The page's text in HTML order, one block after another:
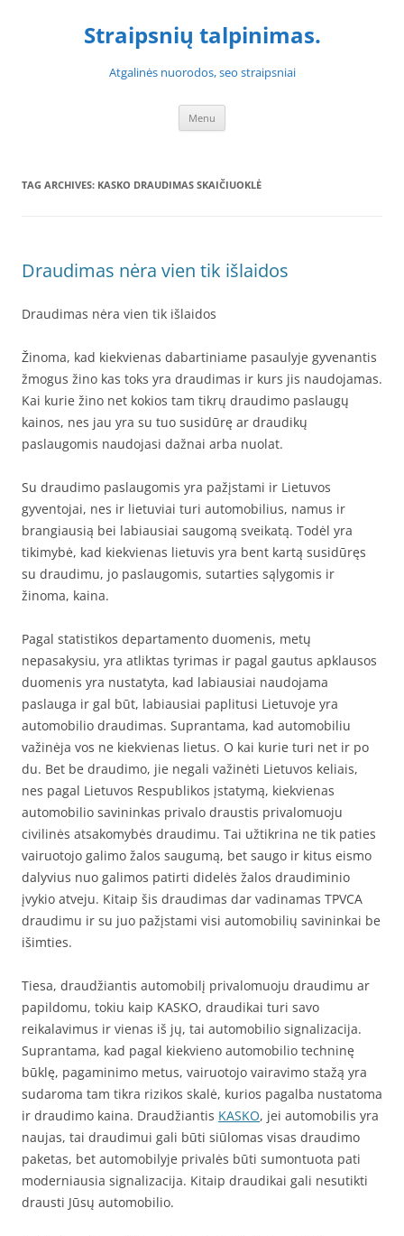
Straipsnių talpinimas.
Atgalinės nuorodos, seo straipsniai
Menu
TAG ARCHIVES: KASKO DRAUDIMAS SKAIČIUOKLĖ
Draudimas nėra vien tik išlaidos
Draudimas nėra vien tik išlaidos
Žinoma, kad kiekvienas dabartiniame pasaulyje gyvenantis
žmogus žino kas toks yra draudimas ir kurs jis naudojamas.
Kai kurie žino net kokios tam tikrų draudimo paslaugų
kainos, nes jau yra su tuo susidūrę ar draudikų
paslaugomis naudojasi dažnai arba nuolat.
Su draudimo paslaugomis yra pažįstami ir Lietuvos
gyventojai, nes ir lietuviai turi automobilius, namus ir
brangiausią bei labiausiai saugomą sveikatą. Todėl yra
tikimybė, kad kiekvienas lietuvis yra bent kartą susidūręs
su draudimu, jo paslaugomis, sutarties sąlygomis ir
žinoma, kaina.
Pagal statistikos departamento duomenis, metų
nepasakysiu, yra atliktas tyrimas ir pagal gautus apklausos
duomenis yra nustatyta, kad labiausiai naudojama
paslauga ir gal būt, labiausiai paplitusi Lietuvoje yra
automobilio draudimas. Suprantama, kad automobiliu
važinėja vos ne kiekvienas lietus. O kai kurie turi net ir po
du. Bet be draudimo, jie negali važinėti Lietuvos keliais,
nes pagal Lietuvos Respublikos įstatymą, kiekvienas
automobilio savininkas privalo draustis privalomuoju
civilinės atsakomybės draudimu. Tai užtikrina ne tik paties
vairuotojo galimo žalos saugumą, bet saugo ir kitus eismo
dalyvius nuo galimos patirti didelės žalos draudiminio
įvykio atveju. Kitaip šis draudimas dar vadinamas TPVCA
draudimu ir su juo pažįstami visi automobilių savininkai be
išimties.
Tiesa, draudžiantis automobilį privalomuoju draudimu ar
papildomu, tokiu kaip KASKO, draudikai turi savo
reikalavimus ir vienas iš jų, tai automobilio signalizacija.
Suprantama, kad pagal kiekvieno automobilio techninę
būklę, pagaminimo metus, vairuotojo vairavimo stažą yra
sudaroma tam tikra rizikos skalė, kurios pagalba nustatoma
ir draudimo kaina. Draudžiantis KASKO, jei automobilis yra
naujas, tai draudimui gali būti siūlomas visas draudimo
paketas, bet automobilyje privalės būti sumontuota pati
moderniausia signalizacija. Kitaip draudikai gali nesutikti
drausti Jūsų automobilio.